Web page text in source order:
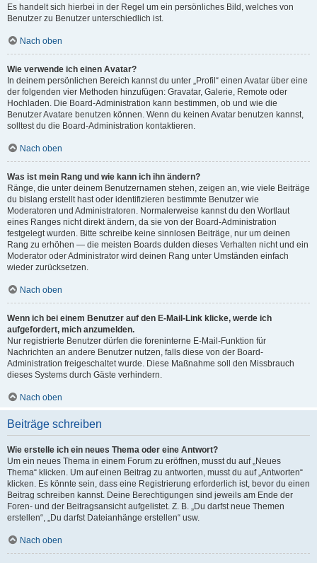
Es handelt sich hierbei in der Regel um ein persönliches Bild, welches von
Benutzer zu Benutzer unterschiedlich ist.
Nach oben
Wie verwende ich einen Avatar?
In deinem persönlichen Bereich kannst du unter „Profil“ einen Avatar über eine
der folgenden vier Methoden hinzufügen: Gravatar, Galerie, Remote oder
Hochladen. Die Board-Administration kann bestimmen, ob und wie die
Benutzer Avatare benutzen können. Wenn du keinen Avatar benutzen kannst,
solltest du die Board-Administration kontaktieren.
Nach oben
Was ist mein Rang und wie kann ich ihn ändern?
Ränge, die unter deinem Benutzernamen stehen, zeigen an, wie viele Beiträge
du bislang erstellt hast oder identifizieren bestimmte Benutzer wie
Moderatoren und Administratoren. Normalerweise kannst du den Wortlaut
eines Ranges nicht direkt ändern, da sie von der Board-Administration
festgelegt wurden. Bitte schreibe keine sinnlosen Beiträge, nur um deinen
Rang zu erhöhen — die meisten Boards dulden dieses Verhalten nicht und ein
Moderator oder Administrator wird deinen Rang unter Umständen einfach
wieder zurücksetzen.
Nach oben
Wenn ich bei einem Benutzer auf den E-Mail-Link klicke, werde ich
aufgefordert, mich anzumelden.
Nur registrierte Benutzer dürfen die foreninterne E-Mail-Funktion für
Nachrichten an andere Benutzer nutzen, falls diese von der Board-
Administration freigeschaltet wurde. Diese Maßnahme soll den Missbrauch
dieses Systems durch Gäste verhindern.
Nach oben
Beiträge schreiben
Wie erstelle ich ein neues Thema oder eine Antwort?
Um ein neues Thema in einem Forum zu eröffnen, musst du auf „Neues
Thema“ klicken. Um auf einen Beitrag zu antworten, musst du auf „Antworten“
klicken. Es könnte sein, dass eine Registrierung erforderlich ist, bevor du einen
Beitrag schreiben kannst. Deine Berechtigungen sind jeweils am Ende der
Foren- und der Beitragsansicht aufgelistet. Z. B. „Du darfst neue Themen
erstellen“, „Du darfst Dateianhänge erstellen“ usw.
Nach oben